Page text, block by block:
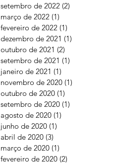
setembro de 2022 (2)
março de 2022 (1)
fevereiro de 2022 (1)
dezembro de 2021 (1)
outubro de 2021 (2)
setembro de 2021 (1)
janeiro de 2021 (1)
novembro de 2020 (1)
outubro de 2020 (1)
setembro de 2020 (1)
agosto de 2020 (1)
junho de 2020 (1)
abril de 2020 (3)
março de 2020 (1)
fevereiro de 2020 (2)